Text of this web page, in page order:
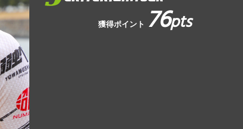
獲得ポイント 76pts